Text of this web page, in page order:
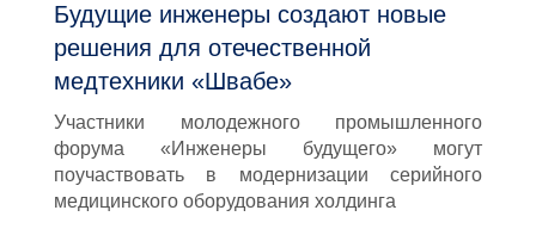
Будущие инженеры создают новые
решения для отечественной
медтехники «Швабе»
Участники молодежного промышленного
форума «Инженеры будущего» могут
поучаствовать в модернизации серийного
медицинского оборудования холдинга